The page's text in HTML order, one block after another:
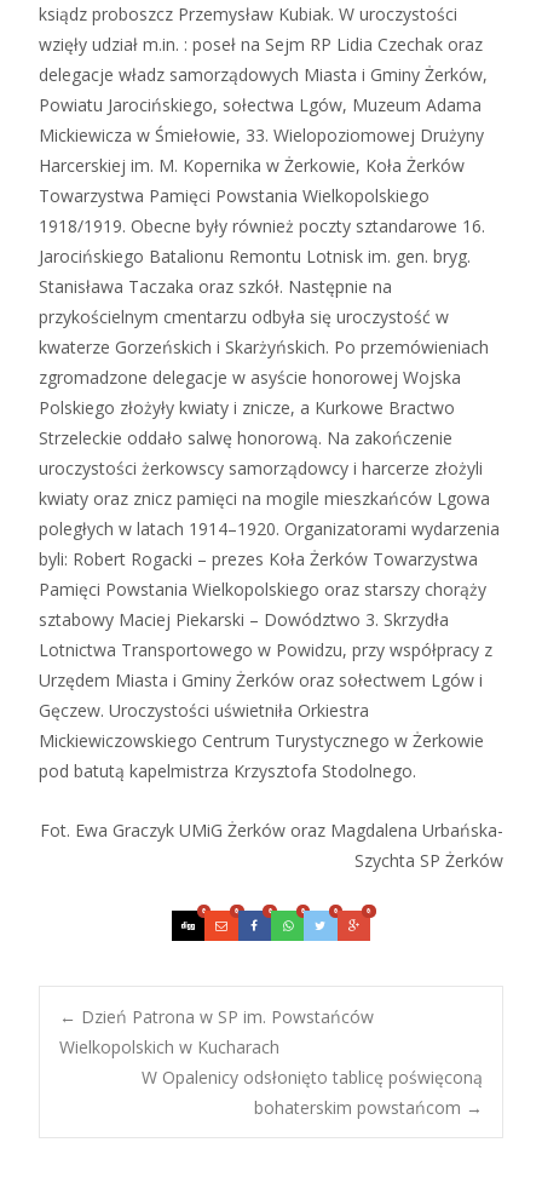
ksiądz proboszcz Przemysław Kubiak. W uroczystości
wzięły udział m.in. : poseł na Sejm RP Lidia Czechak oraz
delegacje władz samorządowych Miasta i Gminy Żerków,
Powiatu Jarocińskiego, sołectwa Lgów, Muzeum Adama
Mickiewicza w Śmiełowie, 33. Wielopoziomowej Drużyny
Harcerskiej im. M. Kopernika w Żerkowie, Koła Żerków
Towarzystwa Pamięci Powstania Wielkopolskiego
1918/1919. Obecne były również poczty sztandarowe 16.
Jarocińskiego Batalionu Remontu Lotnisk im. gen. bryg.
Stanisława Taczaka oraz szkół. Następnie na
przykościelnym cmentarzu odbyła się uroczystość w
kwaterze Gorzeńskich i Skarżyńskich. Po przemówieniach
zgromadzone delegacje w asyście honorowej Wojska
Polskiego złożyły kwiaty i znicze, a Kurkowe Bractwo
Strzeleckie oddało salwę honorową. Na zakończenie
uroczystości żerkowscy samorządowcy i harcerze złożyli
kwiaty oraz znicz pamięci na mogile mieszkańców Lgowa
poległych w latach 1914–1920. Organizatorami wydarzenia
byli: Robert Rogacki – prezes Koła Żerków Towarzystwa
Pamięci Powstania Wielkopolskiego oraz starszy chorąży
sztabowy Maciej Piekarski – Dowództwo 3. Skrzydła
Lotnictwa Transportowego w Powidzu, przy współpracy z
Urzędem Miasta i Gminy Żerków oraz sołectwem Lgów i
Gęczew. Uroczystości uświetniła Orkiestra
Mickiewiczowskiego Centrum Turystycznego w Żerkowie
pod batutą kapelmistrza Krzysztofa Stodolnego.
Fot. Ewa Graczyk UMiG Żerków oraz Magdalena Urbańska-
Szychta SP Żerków
0 0 0 0 0 0
Post
navigation
← Dzień Patrona w SP im. Powstańców
Wielkopolskich w Kucharach
W Opalenicy odsłonięto tablicę poświęconą
bohaterskim powstańcom →